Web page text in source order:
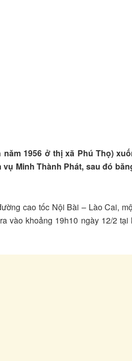
1956 ở thị xã Phú Thọ)
vụ Minh Thành Phát, sau đó
cao tốc Nội Bài – Lào Cai,
vào khoảng 19h10 ngày 12/2